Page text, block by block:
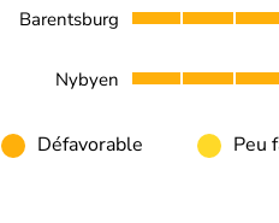
Barentsburg
Nybyen
Défavorable Peu